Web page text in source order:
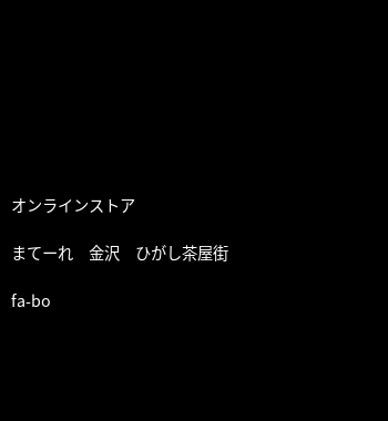
オンラインストア
まてーれ 金沢 ひがし茶屋街
fa-bo